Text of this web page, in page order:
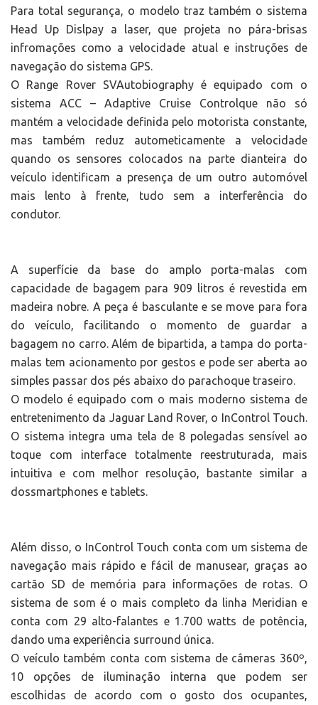
Para total segurança, o modelo traz também o sistema
Head Up Dislpay a laser, que projeta no pára-brisas
infromações como a velocidade atual e instruções de
navegação do sistema GPS.
O Range Rover SVAutobiography é equipado com o
sistema ACC – Adaptive Cruise Controlque não só
mantém a velocidade definida pelo motorista constante,
mas também reduz autometicamente a velocidade
quando os sensores colocados na parte dianteira do
veículo identificam a presença de um outro automóvel
mais lento à frente, tudo sem a interferência do
condutor.
A superfície da base do amplo porta-malas com
capacidade de bagagem para 909 litros é revestida em
madeira nobre. A peça é basculante e se move para fora
do veículo, facilitando o momento de guardar a
bagagem no carro. Além de bipartida, a tampa do porta-
malas tem acionamento por gestos e pode ser aberta ao
simples passar dos pés abaixo do parachoque traseiro.
O modelo é equipado com o mais moderno sistema de
entretenimento da Jaguar Land Rover, o InControl Touch.
O sistema integra uma tela de 8 polegadas sensível ao
toque com interface totalmente reestruturada, mais
intuitiva e com melhor resolução, bastante similar a
dossmartphones e tablets.
Além disso, o InControl Touch conta com um sistema de
navegação mais rápido e fácil de manusear, graças ao
cartão SD de memória para informações de rotas. O
sistema de som é o mais completo da linha Meridian e
conta com 29 alto-falantes e 1.700 watts de potência,
dando uma experiência surround única.
O veículo também conta com sistema de câmeras 360º,
10 opções de iluminação interna que podem ser
escolhidas de acordo com o gosto dos ocupantes,